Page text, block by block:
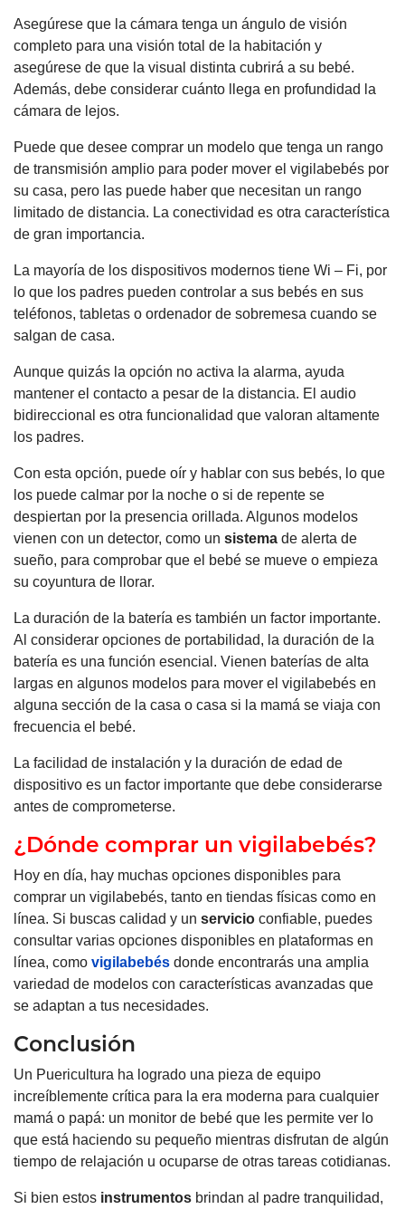
Asegúrese que la cámara tenga un ángulo de visión
completo para una visión total de la habitación y
asegúrese de que la visual distinta cubrirá a su bebé.
Además, debe considerar cuánto llega en profundidad la
cámara de lejos.
Puede que desee comprar un modelo que tenga un rango
de transmisión amplio para poder mover el vigilabebés por
su casa, pero las puede haber que necesitan un rango
limitado de distancia. La conectividad es otra característica
de gran importancia.
La mayoría de los dispositivos modernos tiene Wi – Fi, por
lo que los padres pueden controlar a sus bebés en sus
teléfonos, tabletas o ordenador de sobremesa cuando se
salgan de casa.
Aunque quizás la opción no activa la alarma, ayuda
mantener el contacto a pesar de la distancia. El audio
bidireccional es otra funcionalidad que valoran altamente
los padres.
Con esta opción, puede oír y hablar con sus bebés, lo que
los puede calmar por la noche o si de repente se
despiertan por la presencia orillada. Algunos modelos
vienen con un detector, como un sistema de alerta de
sueño, para comprobar que el bebé se mueve o empieza
su coyuntura de llorar.
La duración de la batería es también un factor importante.
Al considerar opciones de portabilidad, la duración de la
batería es una función esencial. Vienen baterías de alta
largas en algunos modelos para mover el vigilabebés en
alguna sección de la casa o casa si la mamá se viaja con
frecuencia el bebé.
La facilidad de instalación y la duración de edad de
dispositivo es un factor importante que debe considerarse
antes de comprometerse.
¿Dónde comprar un vigilabebés?
Hoy en día, hay muchas opciones disponibles para
comprar un vigilabebés, tanto en tiendas físicas como en
línea. Si buscas calidad y un servicio confiable, puedes
consultar varias opciones disponibles en plataformas en
línea, como vigilabebés donde encontrarás una amplia
variedad de modelos con características avanzadas que
se adaptan a tus necesidades.
Conclusión
Un Puericultura ha logrado una pieza de equipo
increíblemente crítica para la era moderna para cualquier
mamá o papá: un monitor de bebé que les permite ver lo
que está haciendo su pequeño mientras disfrutan de algún
tiempo de relajación u ocuparse de otras tareas cotidianas.
Si bien estos instrumentos brindan al padre tranquilidad,